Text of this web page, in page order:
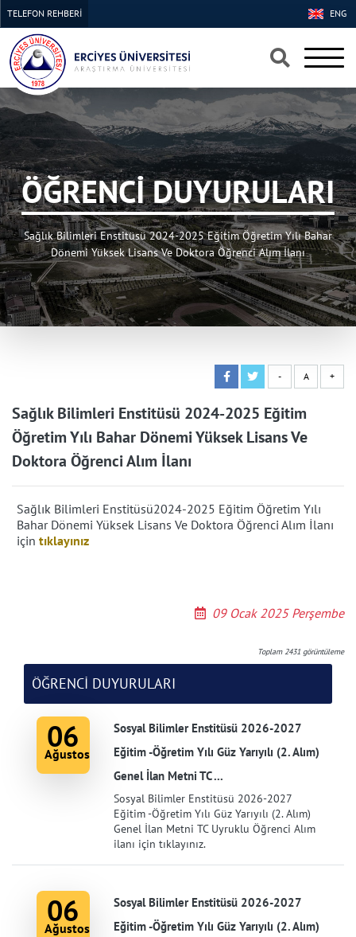
×
×
ENG
TELEFON REHBERİ
ÖĞRENCİ DUYURULARI
Sağlık Bilimleri Enstitüsü 2024-2025 Eğitim Öğretim Yılı Bahar
Dönemi Yüksek Lisans Ve Doktora Öğrenci Alım İlanı
- A +
Sağlık Bilimleri Enstitüsü 2024-2025 Eğitim
Öğretim Yılı Bahar Dönemi Yüksek Lisans Ve
Doktora Öğrenci Alım İlanı
Sağlık Bilimleri Enstitüsü2024-2025 Eğitim Öğretim Yılı
Bahar Dönemi Yüksek Lisans Ve Doktora Öğrenci Alım İlanı
için tıklayınız
09 Ocak 2025 Perşembe
Toplam2431 görüntüleme
ÖĞRENCİ DUYURULARI
06
Ağustos
Sosyal Bilimler Enstitüsü 2026-2027
Eğitim -Öğretim Yılı Güz Yarıyılı (2. Alım)
Genel İlan Metni TC ...
Sosyal Bilimler Enstitüsü 2026-2027
Eğitim -Öğretim Yılı Güz Yarıyılı (2. Alım)
Genel İlan Metni TC Uyruklu Öğrenci Alım
ilanı için tıklayınız.
06
Ağustos
Sosyal Bilimler Enstitüsü 2026-2027
Eğitim -Öğretim Yılı Güz Yarıyılı (2. Alım)